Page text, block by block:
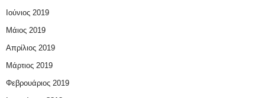
Ιούνιος 2019
Μάιος 2019
Απρίλιος 2019
Μάρτιος 2019
Φεβρουάριος 2019